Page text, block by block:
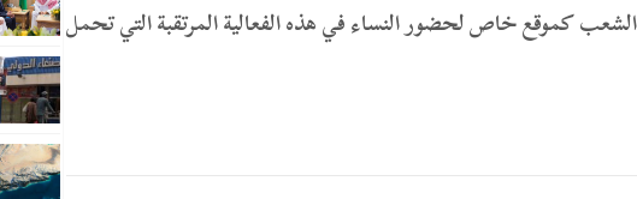
كموقع خاص لحضور النساء في هذه الفعالية المرتقبة التي تحمل